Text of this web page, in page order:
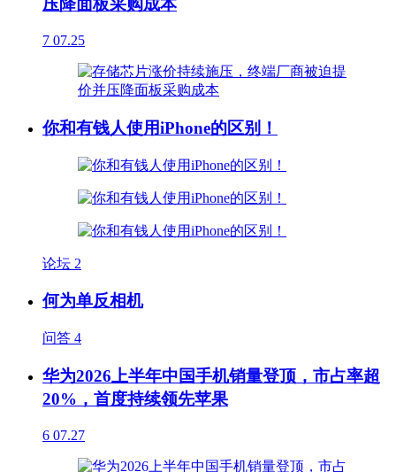
压降面板采购成本
7 07.25
你和有钱人使用iPhone的区别！
论坛 2
何为单反相机
问答 4
华为2026上半年中国手机销量登顶，市占率超
20%，首度持续领先苹果
6 07.27